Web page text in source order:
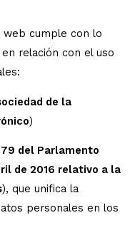
web cumple con lo
relación con el uso
de la
)
del Parlamento
de 2016 relativo a la
), que unifica la
personales en los